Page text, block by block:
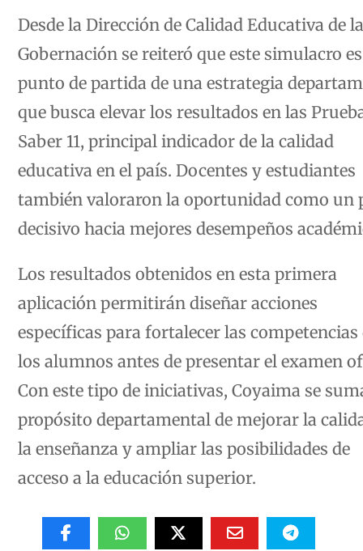
Desde la Dirección de Calidad Educativa de la
Gobernación se reiteró que este simulacro
punto de partida de una estrategia
que busca elevar los resultados en las
Saber 11, principal indicador de la calidad
educativa en el país. Docentes y estudiantes
también valoraron la oportunidad como un
decisivo hacia mejores desempeños
Los resultados obtenidos en esta primera
aplicación permitirán diseñar acciones
específicas para fortalecer las competencias
los alumnos antes de presentar el examen
Con este tipo de iniciativas, Coyaima se
propósito departamental de mejorar la
la enseñanza y ampliar las posibilidades de
acceso a la educación superior.